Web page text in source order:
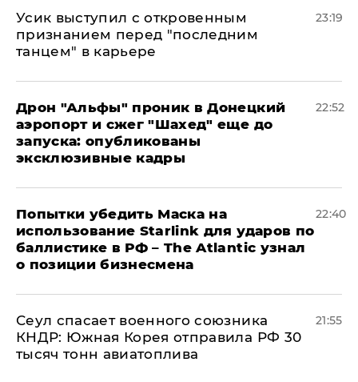
Усик выступил с откровенным
признанием перед "последним
танцем" в карьере
23:19
Дрон "Альфы" проник в Донецкий
аэропорт и сжег "Шахед" еще до
запуска: опубликованы
эксклюзивные кадры
22:52
Попытки убедить Маска на
использование Starlink для ударов по
баллистике в РФ – The Atlantic узнал
о позиции бизнесмена
22:40
​Сеул спасает военного союзника
КНДР: Южная Корея отправила РФ 30
тысяч тонн авиатоплива
21:55